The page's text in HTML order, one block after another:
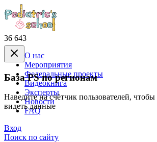
36 643
База PS по регионам
Наведите на счётчик пользователей, чтобы
видеть данные
О нас
Mероприятия
Федеральные проекты
Видеокнига
Эксперты
Новости
FAQ
Вход
Поиск по сайту